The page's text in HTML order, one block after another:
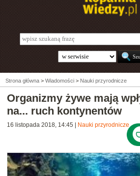
Strona główna > Wiadomości > Nauki przyrodnicze
Organizmy żywe mają
na... ruch kontynentów
16 listopada 2018, 14:45 Nauki przyrodnicze